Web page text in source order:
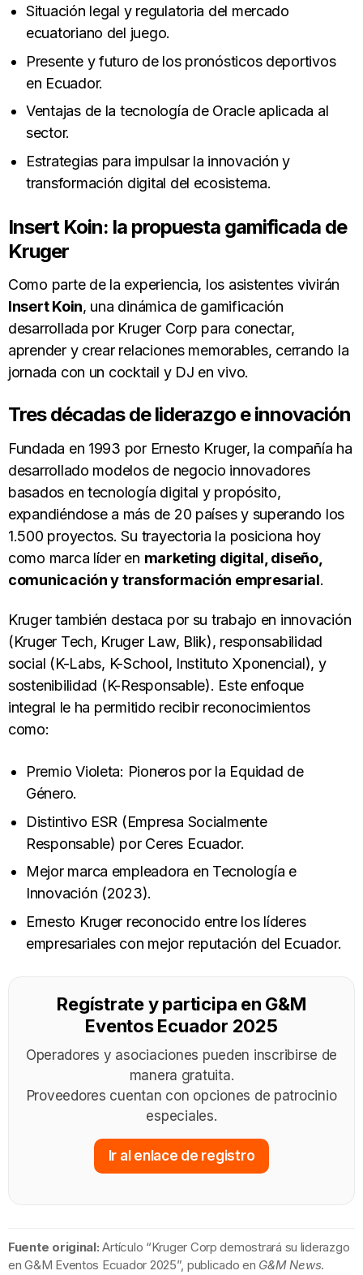
Situación legal y regulatoria del mercado
ecuatoriano del juego.
Presente y futuro de los pronósticos deportivos
en Ecuador.
Ventajas de la tecnología de Oracle aplicada al
sector.
Estrategias para impulsar la innovación y
transformación digital del ecosistema.
Insert Koin: la propuesta gamificada de
Kruger
Como parte de la experiencia, los asistentes vivirán
Insert Koin, una dinámica de gamificación
desarrollada por Kruger Corp para conectar,
aprender y crear relaciones memorables, cerrando la
jornada con un cocktail y DJ en vivo.
Tres décadas de liderazgo e innovación
Fundada en 1993 por Ernesto Kruger, la compañía ha
desarrollado modelos de negocio innovadores
basados en tecnología digital y propósito,
expandiéndose a más de 20 países y superando los
1.500 proyectos. Su trayectoria la posiciona hoy
como marca líder en marketing digital, diseño,
comunicación y transformación empresarial.
Kruger también destaca por su trabajo en innovación
(Kruger Tech, Kruger Law, Blik), responsabilidad
social (K-Labs, K-School, Instituto Xponencial), y
sostenibilidad (K-Responsable). Este enfoque
integral le ha permitido recibir reconocimientos
como:
Premio Violeta: Pioneros por la Equidad de
Género.
Distintivo ESR (Empresa Socialmente
Responsable) por Ceres Ecuador.
Mejor marca empleadora en Tecnología e
Innovación (2023).
Ernesto Kruger reconocido entre los líderes
empresariales con mejor reputación del Ecuador.
Regístrate y participa en G&M
Eventos Ecuador 2025
Operadores y asociaciones pueden inscribirse de
manera gratuita.
Proveedores cuentan con opciones de patrocinio
especiales.
Ir al enlace de registro
Fuente original: Artículo “Kruger Corp demostrará su liderazgo
en G&M Eventos Ecuador 2025”, publicado en G&M News.